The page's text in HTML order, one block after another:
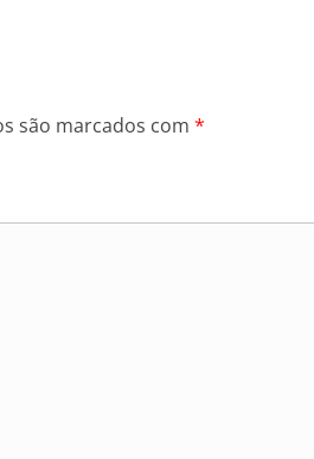
são marcados com *